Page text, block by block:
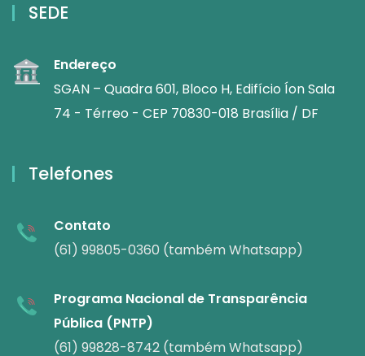
SEDE
Endereço
SGAN – Quadra 601, Bloco H, Edifício Íon Sala
74 - Térreo - CEP 70830-018 Brasília / DF
Telefones
Contato
(61) 99805-0360 (também Whatsapp)
Programa Nacional de Transparência
Pública (PNTP)
(61) 99828-8742 (também Whatsapp)